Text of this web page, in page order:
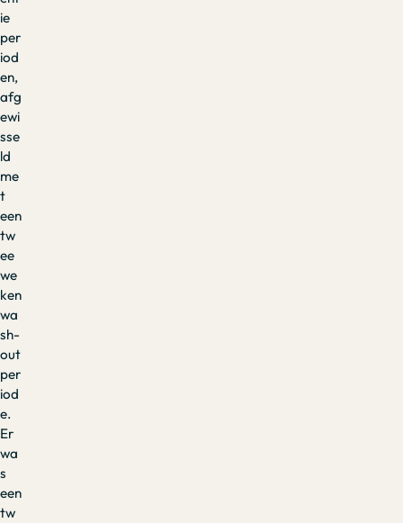
ie
per
iod
en,
afg
ewi
sse
ld
me
t
een
tw
ee
we
ken
wa
sh-
out
per
iod
e.
Er
wa
s
een
tw